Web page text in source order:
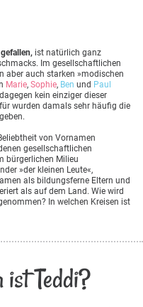
ist natürlich ganz
Im gesellschaftlichen
aber auch starken »modischen
Marie, Sophie, Ben und Paul
kein einziger dieser
wurden damals sehr häufig die
von Vornamen
gesellschaftlichen
bürgerlichen Milieu
»der kleinen Leute«,
als bildungsferne Eltern und
als auf dem Land. Wie wird
In welchen Kreisen ist
Teddi?